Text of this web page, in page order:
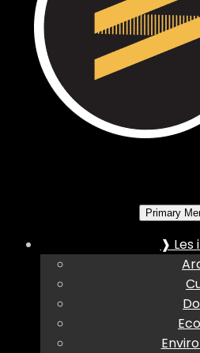
Primary
❱ Les